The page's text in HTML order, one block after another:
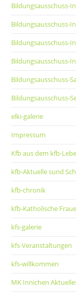
Bildungsausschuss-
Bildungsausschuss-
Bildungsausschuss-
Bildungsausschuss-
Bildungsausschuss-
Bildungsausschuss-
elki-galerie
Impressum
Kfb aus dem kfb-
kfb-Aktuelle sund
kfb-chronik
kfb-Katholische
kfs-galerie
kfs-Veranstaltungen
kfs-willkommen
MK Innichen